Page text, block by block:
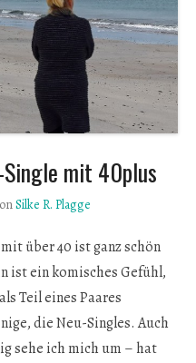
Single mit 40plus
Silke R. Plagge
über 40 ist ganz schön
ist ein komisches Gefühl,
Teil eines Paares
die Neu-Singles. Auch
sehe ich mich um – hat